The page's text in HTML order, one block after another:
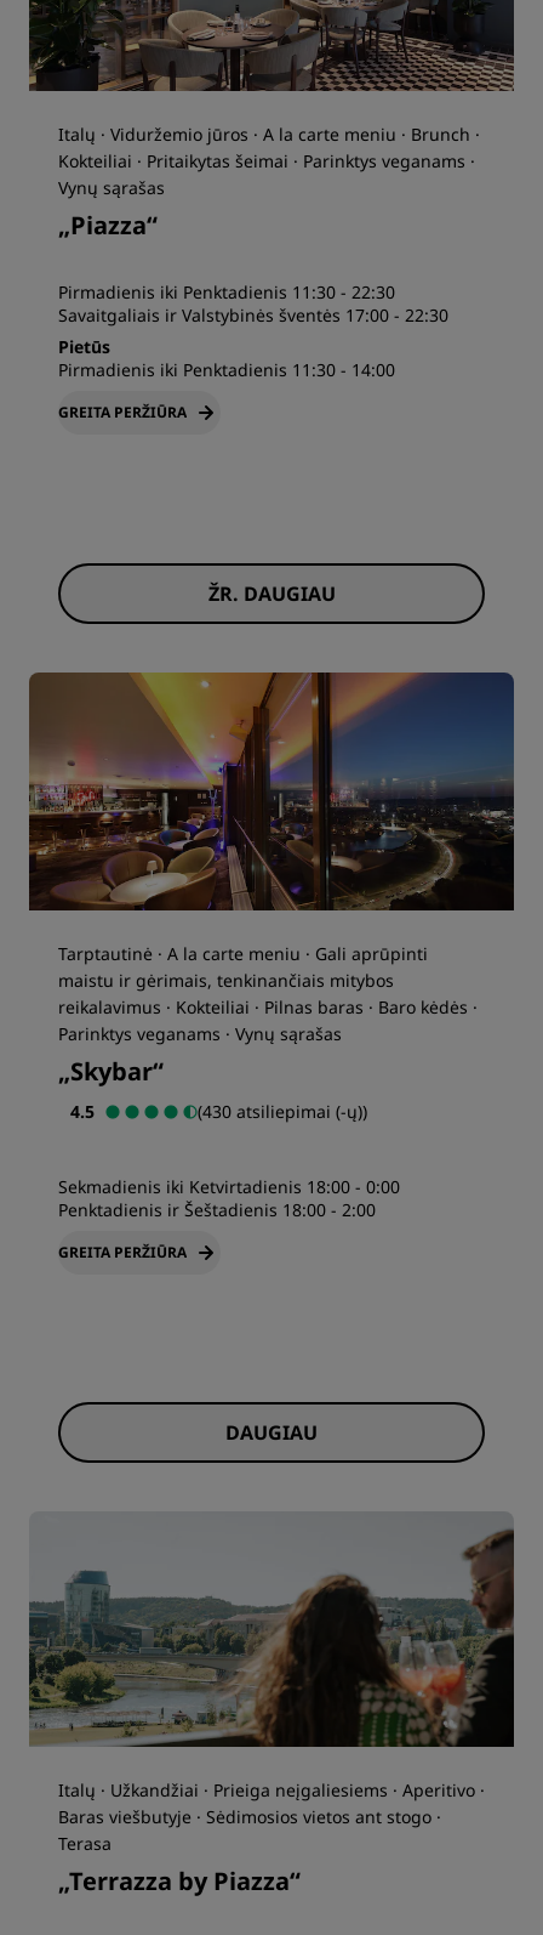
Italų · Viduržemio jūros · A la carte meniu · Brunch ·
Kokteiliai · Pritaikytas šeimai · Parinktys veganams ·
Vynų sąrašas
„Piazza“
Pirmadienis iki Penktadienis 11:30 - 22:30
Savaitgaliais ir Valstybinės šventės 17:00 - 22:30
Pietūs
Pirmadienis iki Penktadienis 11:30 - 14:00
GREITA PERŽIŪRA
ŽR. DAUGIAU
Tarptautinė · A la carte meniu · Gali aprūpinti
maistu ir gėrimais, tenkinančiais mitybos
reikalavimus · Kokteiliai · Pilnas baras · Baro kėdės ·
Parinktys veganams · Vynų sąrašas
„Skybar“
4.5 (430 atsiliepimai (-ų))
Sekmadienis iki Ketvirtadienis 18:00 - 0:00
Penktadienis ir Šeštadienis 18:00 - 2:00
GREITA PERŽIŪRA
DAUGIAU
Italų · Užkandžiai · Prieiga neįgaliesiems · Aperitivo ·
Baras viešbutyje · Sėdimosios vietos ant stogo ·
Terasa
„Terrazza by Piazza“